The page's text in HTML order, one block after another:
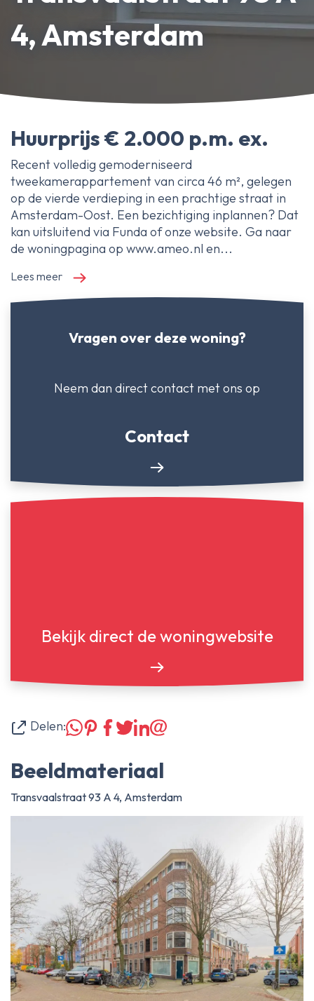
4, Amsterdam
Huurprijs € 2.000 p.m. ex.
Recent volledig gemoderniseerd
tweekamerappartement van circa 46 m², gelegen
op de vierde verdieping in een prachtige straat in
Amsterdam-Oost. Een bezichtiging inplannen? Dat
kan uitsluitend via Funda of onze website. Ga naar
de woningpagina op www.ameo.nl en...
Lees meer
Vragen over deze woning?
Neem dan direct contact met ons op
Contact
Bekijk direct de woningwebsite
Delen:
Beeldmateriaal
Transvaalstraat 93 A 4, Amsterdam
Erfpachtdeskundige
Gerechtelijke deskundige
Onze reviews
Contact